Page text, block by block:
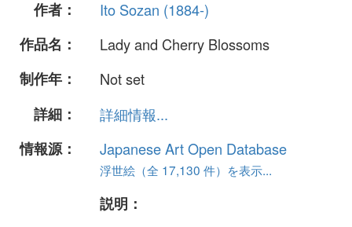
作者：
Ito Sozan (1884-)
作品名：
Lady and Cherry Blossoms
制作年：
Not set
詳細：
詳細情報...
情報源：
Japanese Art Open Database
浮世絵（全 17,130 件）を表示...
説明：